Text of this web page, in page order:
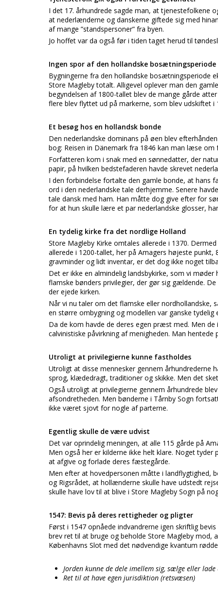
I det 17. århundrede sagde man, at tjenestefolkene
at nederlænderne og danskerne giftede sig med
af mange ”standspersoner” fra byen.
Jo hoffet var da også før i tiden taget herud til
Ingen spor af den hollandske bosætningsperiode
Bygningerne fra den hollandske bosætningsperiode
Store Magleby totalt. Alligevel oplever man den
begyndelsen af 1800-tallet blev de mange gårde
flere blev flyttet ud på markerne, som blev udskiftet i
Et besøg hos en hollandsk bonde
Den nederlandske dominans på øen blev
bog: Reisen in Dänemark fra 1846 kan man læse
Forfatteren kom i snak med en sønnedatter, der
papir, på hvilken bedstefaderen havde skrevet
I den forbindelse fortalte den gamle bonde, at hans
ord i den nederlandske tale derhjemme. Senere
tale dansk med ham. Han måtte dog give efter for
for at hun skulle lære et par nederlandske glosser,
En tydelig kirke fra det nordlige Holland
Store Magleby Kirke omtales allerede i 1370.
allerede i 1200-tallet, her på Amagers højeste
gravminder og lidt inventar, er det dog ikke noget
Det er ikke en almindelig landsbykirke, som vi
flamske bønders privilegier, der gør sig gældende.
der ejede kirken.
Når vi nu taler om det flamske eller nordhollandske,
en større ombygning og modellen var ganske tydelig
Da de kom havde de deres egen præst med. Men
calvinistiske påvirkning af menigheden. Man
Utroligt at privilegierne kunne fastholdes
Utroligt at disse mennesker gennem
sprog, klædedragt, traditioner og skikke. Men det
Også utroligt at privilegierne gennem århundrede
afsondretheden. Men bønderne i Tårnby Sogn
ikke været sjovt for nogle af parterne.
Egentlig skulle de være udvist
Det var oprindelig meningen, at alle 115 gårde på
Men også her er kilderne ikke helt klare. Noget
at afgive og forlade deres fæstegårde.
Men efter at hovedpersonen måtte i landflygtighed,
og Rigsrådet, at hollænderne skulle have udstedt
skulle have lov til at blive i Store Magleby Sogn på
1547: Bevis på deres rettigheder og pligter
Først i 1547 opnåede indvandrerne igen skriftlig
brev ret til at bruge og beholde Store Magleby mod,
Københavns Slot med det nødvendige kvantum
Jorden kunne de dele imellem sig, sælge eller
Ret til at have egen jurisdiktion (retsvæsen)